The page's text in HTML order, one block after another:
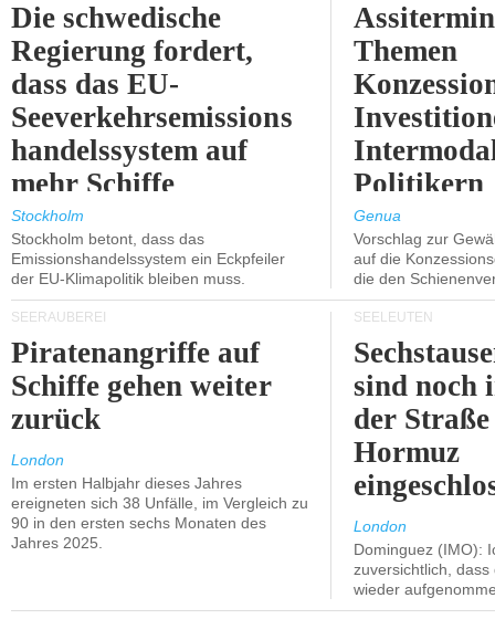
Die schwedische
Regierung fordert,
dass das EU-
Seeverkehrsemissions
handelssystem auf
mehr Schiffe
ausgeweitet wird.
Stockholm
Stockholm betont, dass das
Emissionshandelssystem ein Eckpfeiler
der EU-Klimapolitik bleiben muss.
Themen
Politikern
Genua
Vorschlag zur
auf die
die den
SEERÄUBEREI
Piratenangriffe auf
Schiffe gehen weiter
zurück
London
Im ersten Halbjahr dieses Jahres
ereigneten sich 38 Unfälle, im Vergleich zu
90 in den ersten sechs Monaten des
Jahres 2025.
SEELEUTEN
sind noch
der
Hormuz
London
Dominguez (IMO):
zuversichtlich,
wieder